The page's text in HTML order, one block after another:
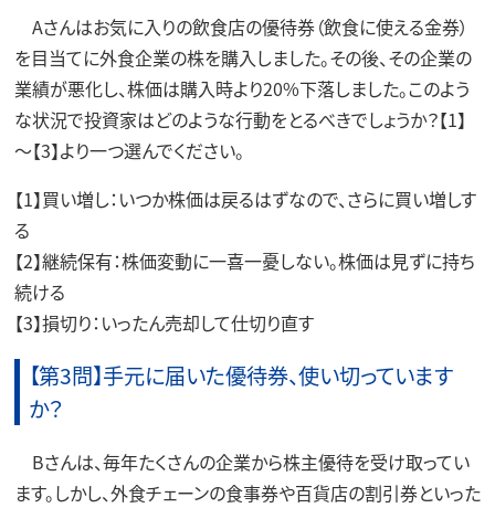
Aさんはお気に入りの飲食店の優待券（飲食に使える金券）
を目当てに外食企業の株を購入しました。その後、その企業の
業績が悪化し、株価は購入時より20%下落しました。このよう
な状況で投資家はどのような行動をとるべきでしょうか？【1】
～【3】より一つ選んでください。
【1】買い増し：いつか株価は戻るはずなので、さらに買い増しす
る
【2】継続保有：株価変動に一喜一憂しない。株価は見ずに持ち
続ける
【3】損切り：いったん売却して仕切り直す
【第3問】手元に届いた優待券、使い切っています
か？
Bさんは、毎年たくさんの企業から株主優待を受け取ってい
ます。しかし、外食チェーンの食事券や百貨店の割引券といった